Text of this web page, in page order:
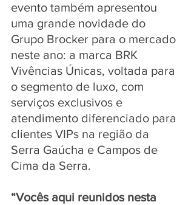
evento também apresentou
uma grande novidade do
Grupo Brocker para o mercado
neste ano: a marca BRK
Vivências Únicas, voltada para
o segmento de luxo, com
serviços exclusivos e
atendimento diferenciado para
clientes VIPs na região da
Serra Gaúcha e Campos de
Cima da Serra.
“Vocês aqui reunidos nesta